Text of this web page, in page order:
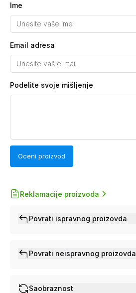
Ime
Email adresa
Podelite svoje mišljenje
Oceni proizvod
Reklamacije proizvoda
Povrati ispravnog proizovda
Povrati neispravnog proizovda
Saobraznost